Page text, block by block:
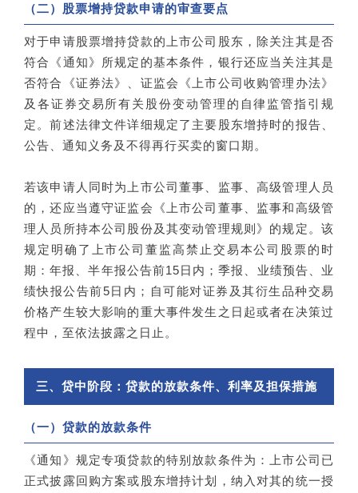
（二）股票增持贷款申请的审查要点
对于申请股票增持贷款的上市公司股东，除关注其是否
符合《通知》所规定的基本条件，银行还应当关注其是
否符合《证券法》、证监会《上市公司收购管理办法》
及各证券交易所有关股份变动管理的自律监管指引规
定。前述法律文件详细规定了主要股东增持时的报告、
公告、通知义务及不得再行买卖的窗口期。
若该申请人同时为上市公司董事、监事、高级管理人员
的，还应当遵守证监会《上市公司董事、监事和高级管
理人员所持本公司股份及其变动管理规则》的规定。该
规定明确了上市公司董监高禁止交易本公司股票的时
期：年报、半年报公告前15日内；季报、业绩预告、业
绩快报公告前5日内；自可能对证券及其衍生品种交易
价格产生较大影响的重大事件发生之日起或者在决策过
程中，至依法披露之日止。
三、贷中阶段：贷款的放款条件、利率及担保措施
（一）贷款的放款条件
《通知》规定专项贷款的特别放款条件为：上市公司已
正式披露回购方案或股东增持计划，纳入对其的统一授